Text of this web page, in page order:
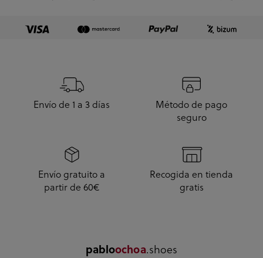
Envío de 1 a 3 días
Método de pago
seguro
Envío gratuito a
partir de 60€
Recogida en tienda
gratis
pabloochoa.shoes